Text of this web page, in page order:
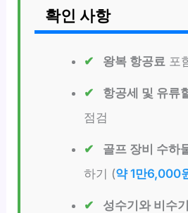
확인 사항
왕복 항공료 포
항공세 및 유류
점검
골프 장비 수하
하기 (약 1만6,000
성수기와 비수